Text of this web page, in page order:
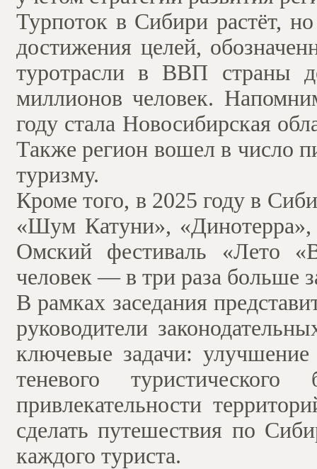
Турпоток в Сибири растёт,
достижения целей,
туротрасли в ВВП страны
миллионов человек.
году стала Новосибирская
Также регион вошел в число
туризму.
Кроме того, в 2025 году в
«Шум Катуни», «Динотерра»,
Омский фестиваль «Лето
человек — в три раза больше
В рамках заседания
руководители
ключевые задачи: улучшение
теневого
привлекательности
сделать путешествия по
каждого туриста.